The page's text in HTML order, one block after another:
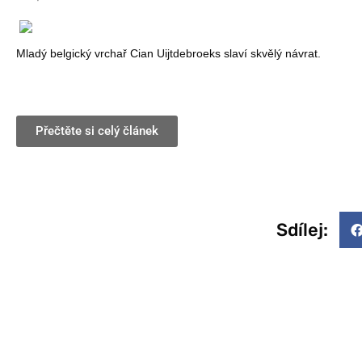
Mladý belgický vrchař Cian Uijtdebroeks slaví skvělý návrat.
Přečtěte si celý článek
Sdílej: